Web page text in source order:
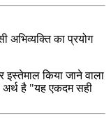
अभिव्यक्ति का प्रयोग
किया जाने वाला
अर्थ है "यह एकदम सही